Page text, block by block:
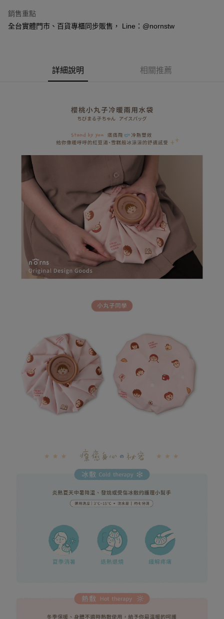
大哥付你分期
相關說明
流程，驗證手機門號後，選擇欲分期的期數、繳款截止日，確認付款後即完
3.實際核准額度、可分期數及費用金額請依後續交易確認頁面所載為準。
2.透過簡訊連結打開帳單後，可選擇「超商條碼／台灣大直營門市／銀行轉
帳／街口支付／iPASS MONEY」等通路繳費。
【注意事項】
1.本服務係由「台灣大哥大股份有限公司」（以下簡稱本公司）所提供，讓
用戶於交易時，得透過本服務購買商品或服務，並由商店將買賣／分期付款
買賣價金債權讓與本公司後，依約使用本公司帳單繳交帳款。
2.基於同意付款使用「大哥付你分期」之契約關係目的，商店將以您的個人
資料（包含姓名、電話或地址）提供予台灣大哥大進項蒐集、處理及利用，
由本公司與您本人進行分期帳單所需資料之確認、核對及更正。
3.完整用戶服務條款，請詳閱以下連結：
https://oppay.tw/userRule
【關於「AFTEE先享後付」】
３．安心：先確認商品／服務後，再付款。
【「AFTEE先享後付」結帳流程】
１．於結帳方式選擇「AFTEE先享後付」後，將跳轉至「AFTEE先享後付」
２．訂單成立數日內，您將收到繳費通知簡訊。
３．收到繳費通知簡訊後14天內，點擊此簡訊中的連結，可透過四大超商／
ATM／網路銀行／等多元方式進行付款，方視為交易完成。
※ 請注意：結帳手續完成當下不需立刻繳費，但若您需要取消訂單，請聯絡
購買商品的店家。未經商家同意取消之訂單仍視為有效，需透過AFTEE先享
後付繳納相關費用。
※ 交易是否成功請以「AFTEE先享後付 」之結帳頁面顯示為準，若有關於
是否繳費成功／繳費後需取消欲退款等相關疑問，請聯繫「AFTEE先享後付
客戶支援中心」
https://netprotections.freshdesk.com/support/home
【注意事項】
１．透過由恩沛科技股份有限公司提供之「AFTEE先享後付」服務完成之交
易，需依本服務之必要範圍內提供個人資料，並將交易相關給付款項請求債
權轉讓予恩沛科技股份有限公司。
３．未成年的使用者請事先徵得法定代理人或監護人之同意方可使用
「AFTEE先享後付」，若未經同意申辦者引起之損失，本公司不負相關責
時審查核予不同之上限額度；若仍有額度不足之情形，本公司將視審查結果
請求用戶進行身份認證。
５．嚴禁一人註冊多個帳號或使用他人資訊註冊。若發現惡意使用之情形，
恩沛科技股份有限公司將有權停止該用戶之使用額度並採取法律行動。
每筆NT$80，滿NT$599(含以上)免運費
普通付款後全家取貨
每筆NT$80，滿NT$599(含以上)免運費
付款後全家取貨
每筆NT$80，滿NT$599(含以上)免運費
(未開放，請勿選擇此選項)普通付款後萊爾富取貨
每筆NT$1,000
(未開放，請勿選擇此選項)付款後萊爾富取貨
普通7-11取貨付款
每筆NT$80，滿NT$599(含以上)免運費
普通付款後7-11取貨
每筆NT$80，滿NT$599(含以上)免運費
付款後7-11取貨
每筆NT$100，滿NT$999(含以上)免運費
銷售重點
全台實體門市、百貨專櫃同步販售， Line：@nornstw
詳細說明 相關推薦